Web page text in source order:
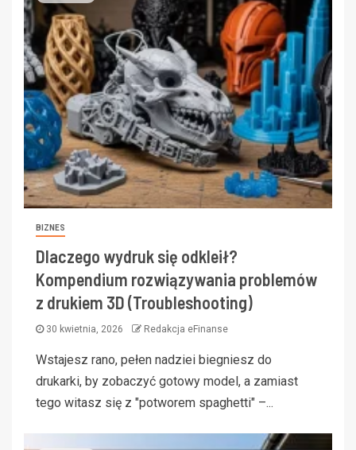
BIZNES
Dlaczego wydruk się odkleił?
Kompendium rozwiązywania problemów
z drukiem 3D (Troubleshooting)
30 kwietnia, 2026 Redakcja eFinanse
Wstajesz rano, pełen nadziei biegniesz do
drukarki, by zobaczyć gotowy model, a zamiast
tego witasz się z "potworem spaghetti" –...